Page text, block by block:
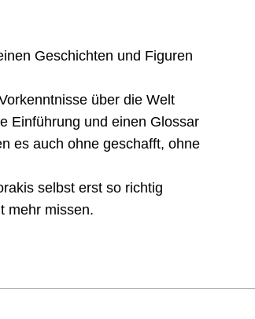
Geschichten und Figuren
über die Welt
Einführung und einen Glossar
es auch ohne geschafft, ohne
selbst erst so richtig
mehr missen.